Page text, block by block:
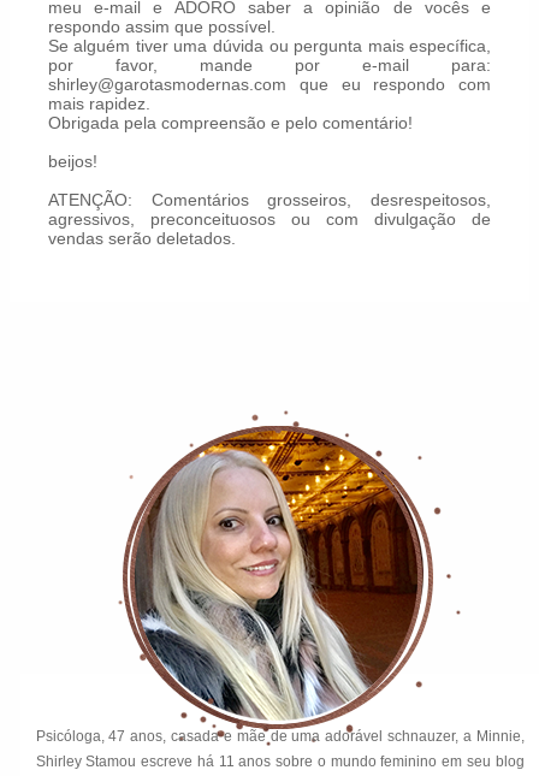
meu e-mail e ADORO saber a opinião de vocês e
respondo assim que possível.
Se alguém tiver uma dúvida ou pergunta mais específica,
por favor, mande por e-mail para:
shirley@garotasmodernas.com que eu respondo com
mais rapidez.
Obrigada pela compreensão e pelo comentário!
beijos!
ATENÇÃO: Comentários grosseiros, desrespeitosos,
agressivos, preconceituosos ou com divulgação de
vendas serão deletados.
Psicóloga, 47 anos, casada e mãe de uma adorável schnauzer, a Minnie,
Shirley Stamou escreve há 11 anos sobre o mundo feminino em seu blog